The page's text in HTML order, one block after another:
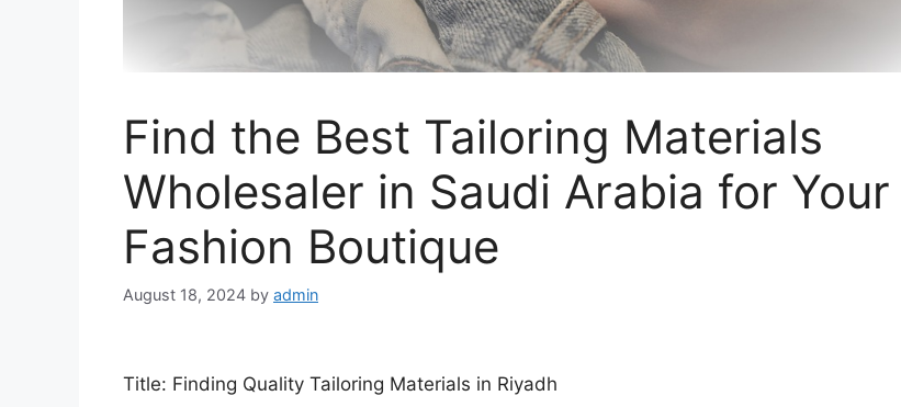
Find the Best Tailoring Materials
Wholesaler in Saudi Arabia for Your
Fashion Boutique
August 18, 2024 by admin
Title: Finding Quality Tailoring Materials in Riyadh